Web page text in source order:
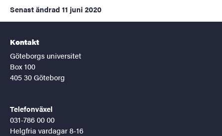
Senast ändrad 11 juni 2020
Kontakt
Göteborgs universitet
Box 100
405 30 Göteborg
Telefonväxel
031-786 00 00
Helgfria vardagar 8-16